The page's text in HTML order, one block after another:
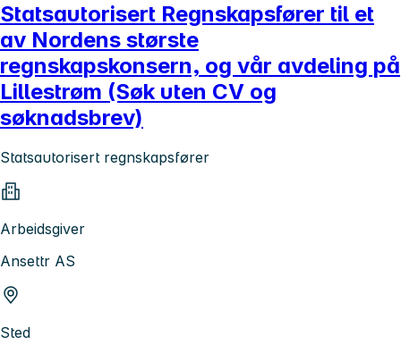
Statsautorisert Regnskapsfører til et
av Nordens største
regnskapskonsern, og vår avdeling på
Lillestrøm (Søk uten CV og
søknadsbrev)
Statsautorisert regnskapsfører
Arbeidsgiver
Ansettr AS
Sted